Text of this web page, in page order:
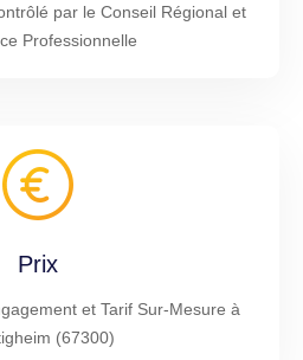
par le Conseil Régional et
Professionnelle
Prix
et Tarif Sur-Mesure à
(67300)